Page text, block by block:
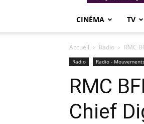
CINÉMA TV
Accueil Radio RMC
Radio Radio -
RMC
Chief